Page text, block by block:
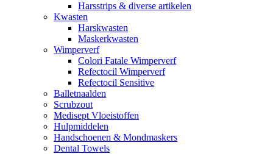
Harsstrips & diverse artikelen
Kwasten
Harskwasten
Maskerkwasten
Wimperverf
Colori Fatale Wimperverf
Refectocil Wimperverf
Refectocil Sensitive
Balletnaalden
Scrubzout
Medisept Vloeistoffen
Hulpmiddelen
Handschoenen & Mondmaskers
Dental Towels